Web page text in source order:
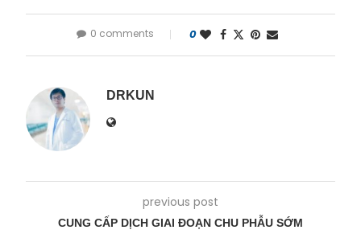
0 comments 0
DRKUN
previous post
CUNG CẤP DỊCH GIAI ĐOẠN CHU PHẪU SỚM